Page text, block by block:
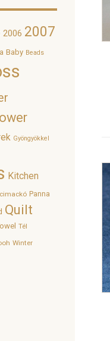
2006 2007
Baby Beads
Gyöngyökkel
Kitchen
Panna
Quilt
Tél
Winter